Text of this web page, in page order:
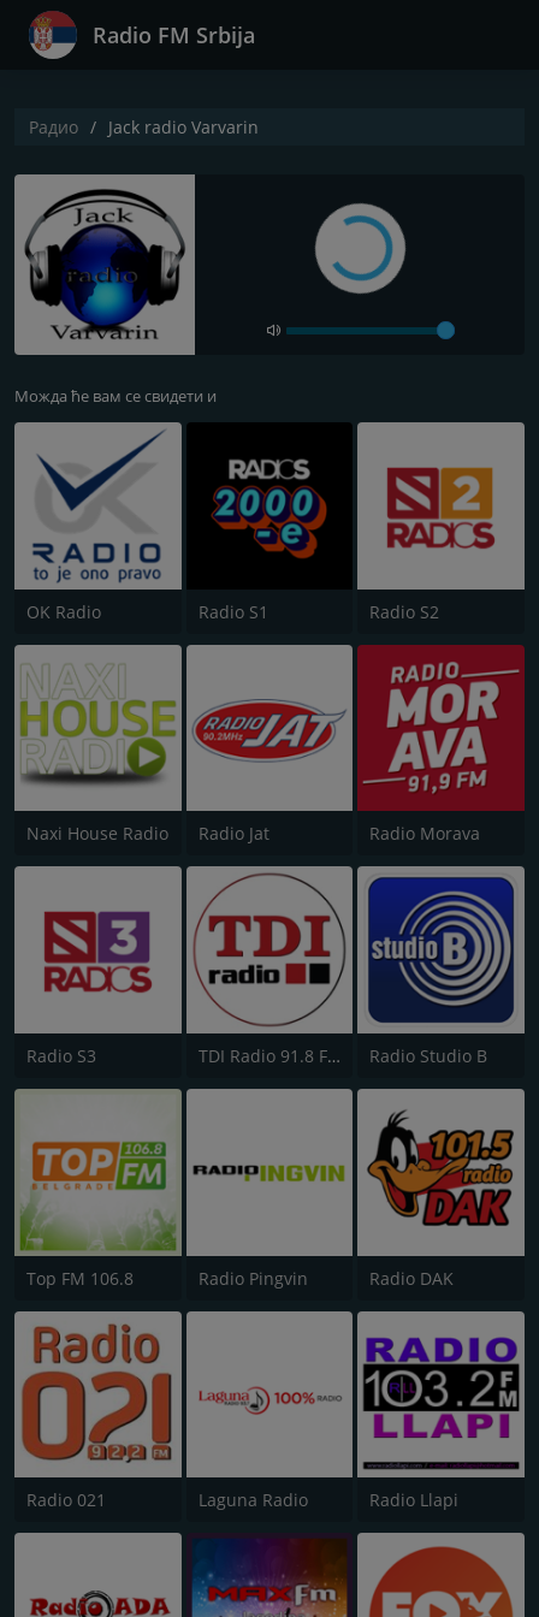
Radio FM Srbija
Радио Jack radio Varvarin
Можда ће вам се свидети и
OK Radio Radio S1 Radio S2
Naxi House Radio Radio Jat Radio Morava
Radio S3 TDI Radio 91.8 FM Radio Studio B
Top FM 106.8 Radio Pingvin Radio DAK
Radio 021 Laguna Radio Radio Llapi